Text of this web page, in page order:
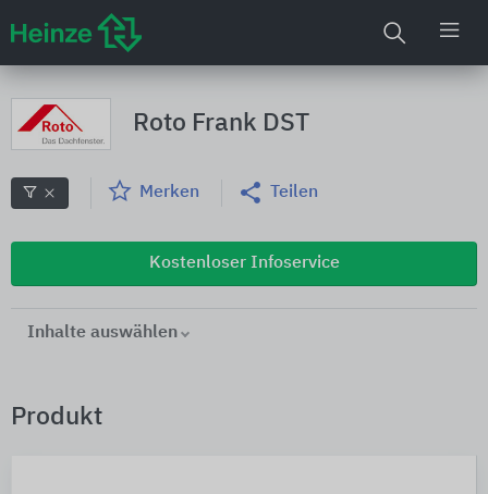
Roto Frank DST
Merken Teilen
Kostenloser Infoservice
Inhalte auswählen
Produkt